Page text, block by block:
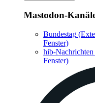
Mastodon-
Bundestag
Fenster)
hib-Nachrichten
Fenster)